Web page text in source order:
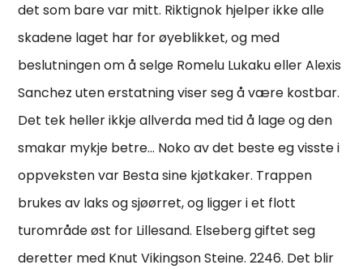
det som bare var mitt. Riktignok hjelper ikke alle
skadene laget har for øyeblikket, og med
beslutningen om å selge Romelu Lukaku eller Alexis
Sanchez uten erstatning viser seg å være kostbar.
Det tek heller ikkje allverda med tid å lage og den
smakar mykje betre… Noko av det beste eg visste i
oppveksten var Besta sine kjøtkaker. Trappen
brukes av laks og sjøørret, og ligger i et flott
turområde øst for Lillesand. Elseberg giftet seg
deretter med Knut Vikingson Steine. 2246. Det blir